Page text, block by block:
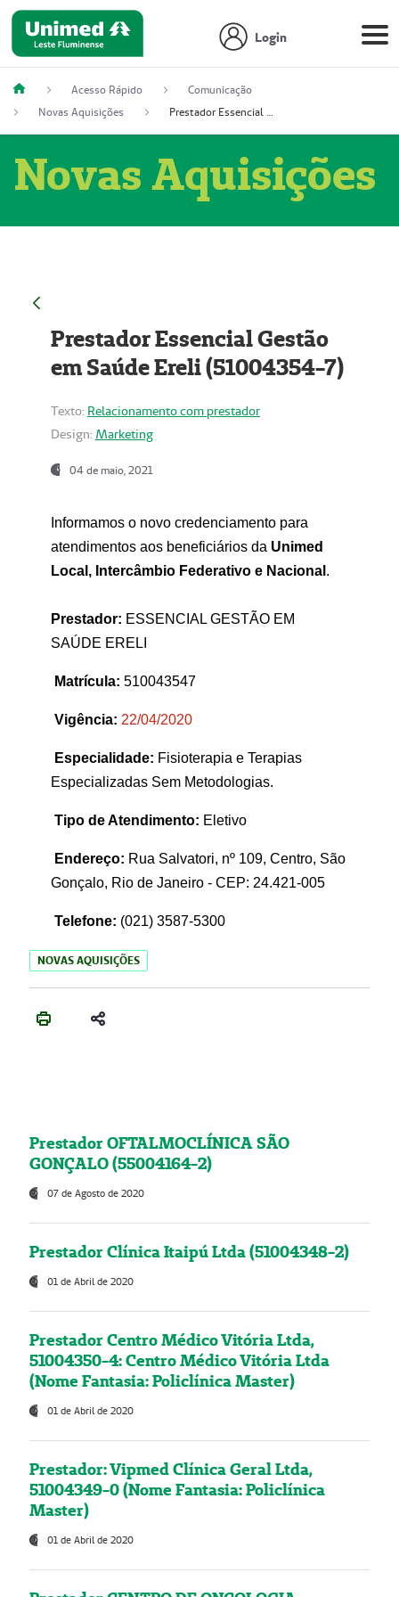
Login
Acesso Rápido
Comunicação
Novas Aquisições
Prestador Essencial Gestão em Saúde Ereli (51004354-7)
Novas Aquisições
Prestador Essencial Gestão
em Saúde Ereli (51004354-7)
Texto: Relacionamento com prestador
Design: Marketing
04 de maio, 2021
Informamos o novo credenciamento para
atendimentos aos beneficiários da Unimed
Local, Intercâmbio Federativo e Nacional .
Prestador: ESSENCIAL GESTÃO EM
SAÚDE ERELI
Matrícula: 510043547
Vigência: 22/04/2020
Especialidade: Fisioterapia e Terapias
Especializadas Sem Metodologias.
Tipo de Atendimento: Eletivo
Endereço: Rua Salvatori, nº 109, Centro, São
Gonçalo, Rio de Janeiro - CEP: 24.421-005
Telefone: (021) 3587-5300
NOVAS AQUISIÇÕES
Prestador OFTALMOCLÍNICA SÃO
GONÇALO (55004164-2)
07 de Agosto de 2020
Prestador Clínica Itaipú Ltda (51004348-2)
01 de Abril de 2020
Prestador Centro Médico Vitória Ltda,
51004350-4: Centro Médico Vitória Ltda
(Nome Fantasia: Policlínica Master)
01 de Abril de 2020
Prestador: Vipmed Clínica Geral Ltda,
51004349-0 (Nome Fantasia: Policlínica
Master)
01 de Abril de 2020